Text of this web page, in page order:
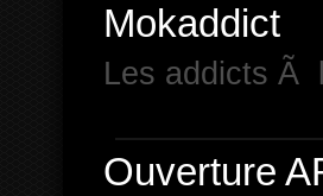
Mokaddict
Les addicts Ã
Ouverture